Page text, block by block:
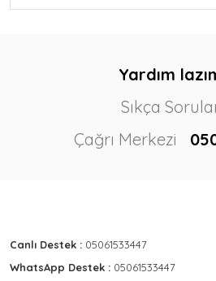
Yardım
Sıkça
Çağrı Merkezi
Canlı Destek : 05061533447
WhatsApp Destek : 05061533447